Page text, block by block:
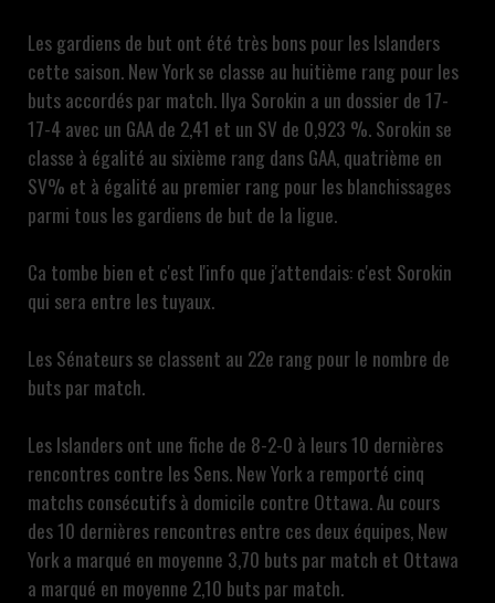
Les gardiens de but ont été très bons pour les Islanders
cette saison. New York se classe au huitième rang pour les
buts accordés par match. Ilya Sorokin a un dossier de 17-
17-4 avec un GAA de 2,41 et un SV de 0,923 %. Sorokin se
classe à égalité au sixième rang dans GAA, quatrième en
SV% et à égalité au premier rang pour les blanchissages
parmi tous les gardiens de but de la ligue.
Ca tombe bien et c'est l'info que j'attendais: c'est Sorokin
qui sera entre les tuyaux.
Les Sénateurs se classent au 22e rang pour le nombre de
buts par match.
Les Islanders ont une fiche de 8-2-0 à leurs 10 dernières
rencontres contre les Sens. New York a remporté cinq
matchs consécutifs à domicile contre Ottawa. Au cours
des 10 dernières rencontres entre ces deux équipes, New
York a marqué en moyenne 3,70 buts par match et Ottawa
a marqué en moyenne 2,10 buts par match.